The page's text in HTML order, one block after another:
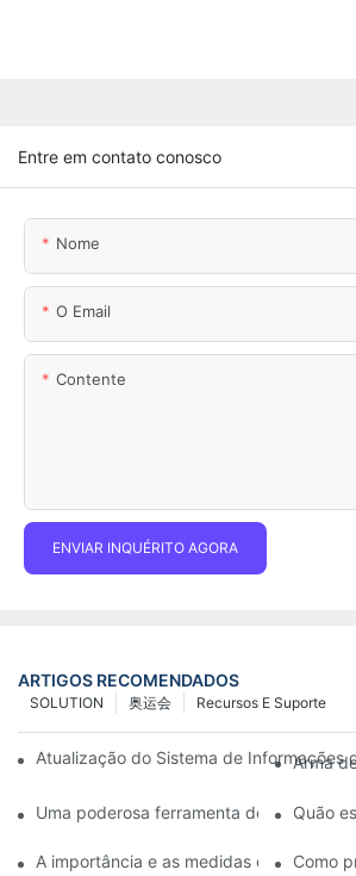
Entre em contato conosco
Nome
O Email
Contente
ENVIAR INQUÉRITO AGORA
ARTIGOS RECOMENDADOS
Recursos E Suporte
奥运会
SOLUTION
Atualização do Sistema de Informações
Arma
Uma poderosa ferramenta de Quão
A importância e as medidas de Como